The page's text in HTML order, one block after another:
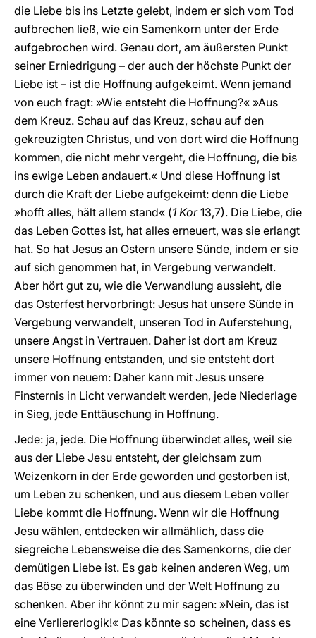
die Liebe bis ins Letzte gelebt, indem er sich vom Tod
aufbrechen ließ, wie ein Samenkorn unter der Erde
aufgebrochen wird. Genau dort, am äußersten Punkt
seiner Erniedrigung – der auch der höchste Punkt der
Liebe ist – ist die Hoffnung aufgekeimt. Wenn jemand
von euch fragt: »Wie entsteht die Hoffnung?« »Aus
dem Kreuz. Schau auf das Kreuz, schau auf den
gekreuzigten Christus, und von dort wird die Hoffnung
kommen, die nicht mehr vergeht, die Hoffnung, die bis
ins ewige Leben andauert.« Und diese Hoffnung ist
durch die Kraft der Liebe aufgekeimt: denn die Liebe
»hofft alles, hält allem stand« (1 Kor13,7). Die Liebe, die
das Leben Gottes ist, hat alles erneuert, was sie erlangt
hat. So hat Jesus an Ostern unsere Sünde, indem er sie
auf sich genommen hat, in Vergebung verwandelt.
Aber hört gut zu, wie die Verwandlung aussieht, die
das Osterfest hervorbringt: Jesus hat unsere Sünde in
Vergebung verwandelt, unseren Tod in Auferstehung,
unsere Angst in Vertrauen. Daher ist dort am Kreuz
unsere Hoffnung entstanden, und sie entsteht dort
immer von neuem: Daher kann mit Jesus unsere
Finsternis in Licht verwandelt werden, jede Niederlage
in Sieg, jede Enttäuschung in Hoffnung.
Jede: ja, jede. Die Hoffnung überwindet alles, weil sie
aus der Liebe Jesu entsteht, der gleichsam zum
Weizenkorn in der Erde geworden und gestorben ist,
um Leben zu schenken, und aus diesem Leben voller
Liebe kommt die Hoffnung. Wenn wir die Hoffnung
Jesu wählen, entdecken wir allmählich, dass die
siegreiche Lebensweise die des Samenkorns, die der
demütigen Liebe ist. Es gab keinen anderen Weg, um
das Böse zu überwinden und der Welt Hoffnung zu
schenken. Aber ihr könnt zu mir sagen: »Nein, das ist
eine Verliererlogik!« Das könnte so scheinen, dass es